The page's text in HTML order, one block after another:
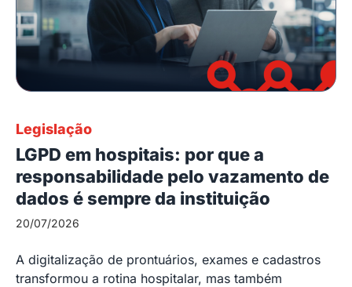
Legislação
LGPD em hospitais: por que a
responsabilidade pelo vazamento de
dados é sempre da instituição
20/07/2026
A digitalização de prontuários, exames e cadastros
transformou a rotina hospitalar, mas também